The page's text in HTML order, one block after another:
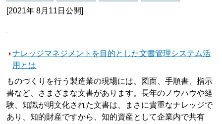
[2021年 8月11日公開]
ナレッジマネジメントを目的とした文書管理システム活
用とは
ものづくりを行う製造業の現場には、図面、手順書、指示
書など、さまざまな文書があります。長年のノウハウや経
験、知識が明文化された文書は、まさに貴重なナレッジで
あり、知的財産ですから、知的資産として企業内で共有